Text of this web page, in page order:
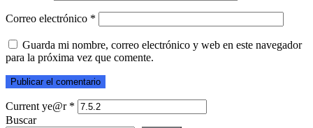
Correo electrónico *
Guarda mi nombre, correo electrónico y web en este navegador
para la próxima vez que comente.
Current ye@r *
Buscar